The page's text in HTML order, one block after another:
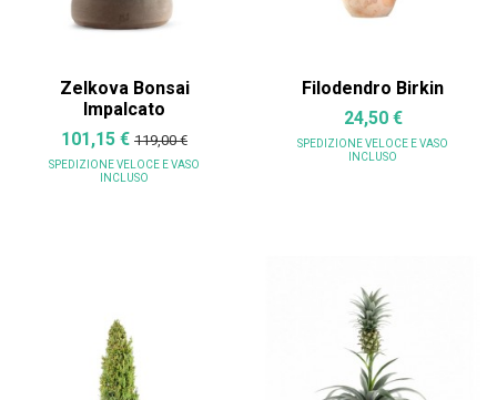
Zelkova Bonsai
Impalcato
101,15 € 119,00 €
SPEDIZIONE VELOCE E VASO
INCLUSO
Filodendro Birkin
24,50 €
SPEDIZIONE VELOCE E VASO
INCLUSO